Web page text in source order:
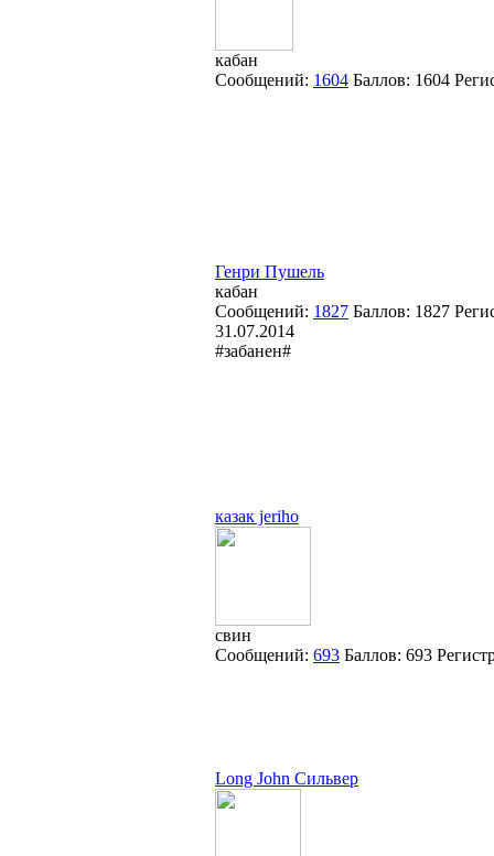
кабан
Сообщений: 1604 Баллов: 1604
Генри Пушель
кабан
Сообщений: 1827 Баллов: 1827
31.07.2014
#забанен#
казак jeriho
свин
Сообщений: 693 Баллов: 693
Long John Сильвер